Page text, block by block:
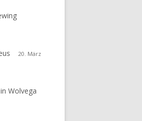
20. März
Wolvega